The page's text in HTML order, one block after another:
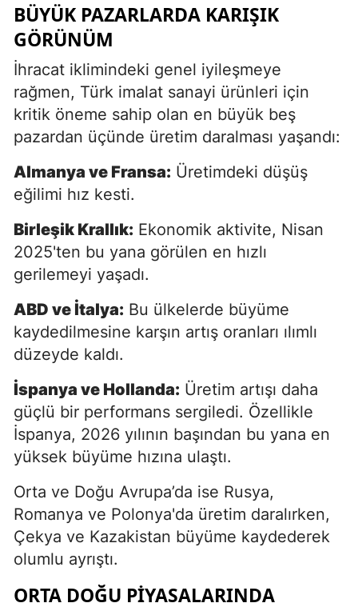
BÜYÜK PAZARLARDA KARIŞIK
GÖRÜNÜM
İhracat iklimindeki genel iyileşmeye
rağmen, Türk imalat sanayi ürünleri için
kritik öneme sahip olan en büyük beş
pazardan üçünde üretim daralması yaşandı:
Almanya ve Fransa: Üretimdeki düşüş
eğilimi hız kesti.
Birleşik Krallık: Ekonomik aktivite, Nisan
2025'ten bu yana görülen en hızlı
gerilemeyi yaşadı.
ABD ve İtalya: Bu ülkelerde büyüme
kaydedilmesine karşın artış oranları ılımlı
düzeyde kaldı.
İspanya ve Hollanda: Üretim artışı daha
güçlü bir performans sergiledi. Özellikle
İspanya, 2026 yılının başından bu yana en
yüksek büyüme hızına ulaştı.
Orta ve Doğu Avrupa’da ise Rusya,
Romanya ve Polonya'da üretim daralırken,
Çekya ve Kazakistan büyüme kaydederek
olumlu ayrıştı.
ORTA DOĞU PIYASALARINDA